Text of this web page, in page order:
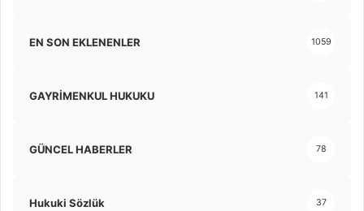
EN SON EKLENENLER 1059
GAYRİMENKUL HUKUKU 141
GÜNCEL HABERLER 78
Hukuki Sözlük 37